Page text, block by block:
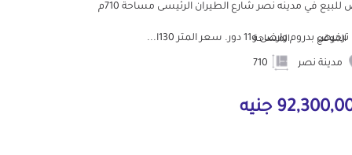
ارض للبيع في مدينه نصر شارع الطيران الرئيسى مساحة 710م
بدروم وارضى و11 دور. سعر المتر 130ا...
الموقع
مدينة نصر
المساحة
جنيه